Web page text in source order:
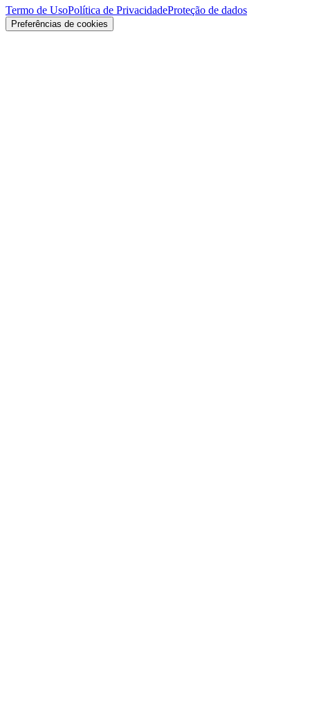
Termo de UsoPolítica de PrivacidadeProteção de dados
Preferências de cookies